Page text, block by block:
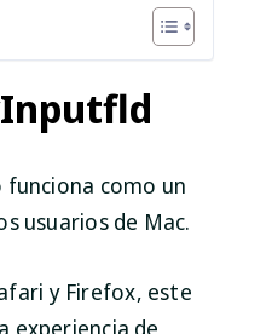
como un
usuarios de Mac.
y Firefox, este
experiencia de